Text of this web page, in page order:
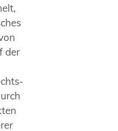
der